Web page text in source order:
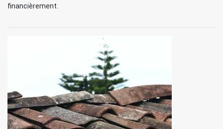
financièrement.